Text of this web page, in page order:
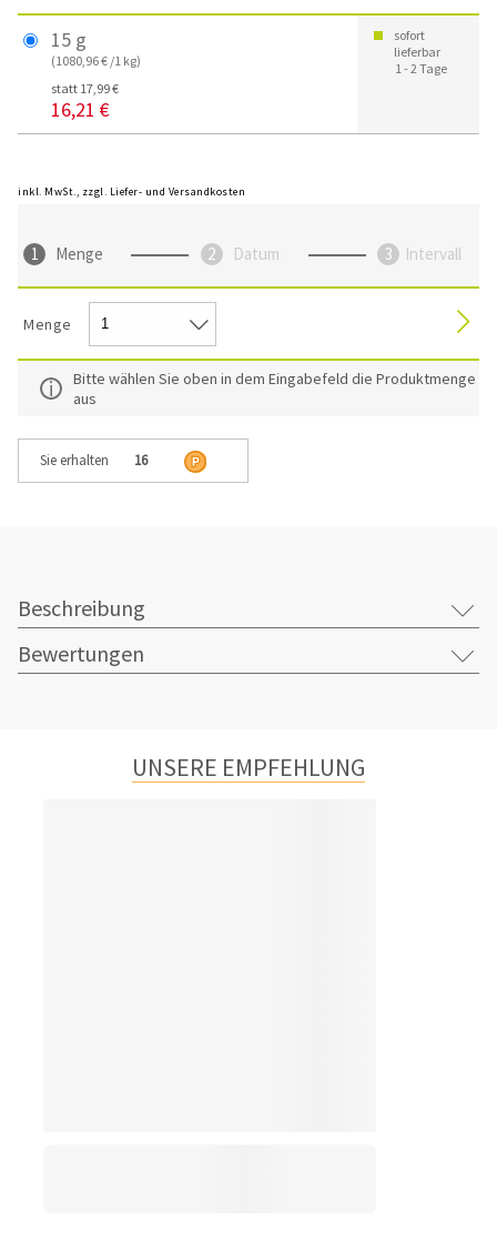
15 g
(1080,96 € /1 kg)
statt 17,99 €
16,21 €
sofort
lieferbar
1 - 2 Tage
inkl. MwSt., zzgl. Liefer- und Versandkosten
Menge Datum Intervall
Menge
Bitte wählen Sie oben in dem Eingabefeld die Produktmenge
aus
Sie erhalten 16
Beschreibung
Bewertungen
UNSERE EMPFEHLUNG